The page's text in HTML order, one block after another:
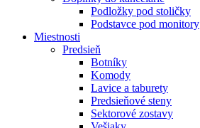
Podložky pod stoličky
Podstavce pod monitory
Miestnosti
Predsieň
Botníky
Komody
Lavice a taburety
Predsieňové steny
Sektorové zostavy